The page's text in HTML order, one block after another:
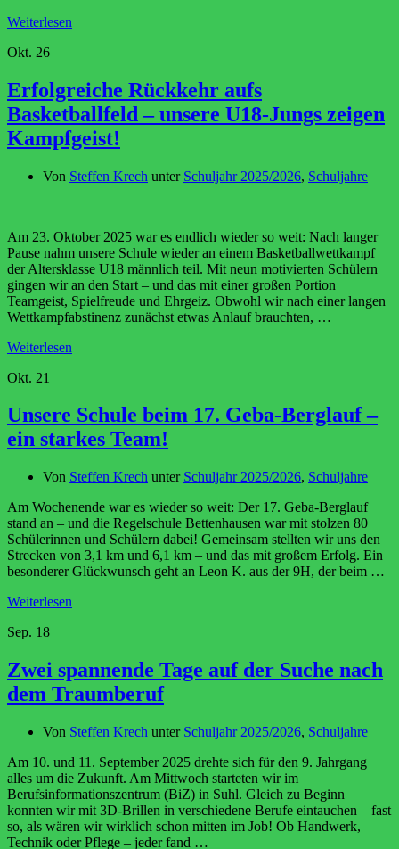
Weiterlesen
Okt. 26
Erfolgreiche Rückkehr aufs
Basketballfeld – unsere U18-Jungs zeigen
Kampfgeist!
Von Steffen Krech unter Schuljahr 2025/2026, Schuljahre
Am 23. Oktober 2025 war es endlich wieder so weit: Nach langer
Pause nahm unsere Schule wieder an einem Basketballwettkampf
der Altersklasse U18 männlich teil. Mit neun motivierten Schülern
gingen wir an den Start – und das mit einer großen Portion
Teamgeist, Spielfreude und Ehrgeiz. Obwohl wir nach einer langen
Wettkampfabstinenz zunächst etwas Anlauf brauchten, …
Weiterlesen
Okt. 21
Unsere Schule beim 17. Geba-Berglauf –
ein starkes Team!
Von Steffen Krech unter Schuljahr 2025/2026, Schuljahre
Am Wochenende war es wieder so weit: Der 17. Geba-Berglauf
stand an – und die Regelschule Bettenhausen war mit stolzen 80
Schülerinnen und Schülern dabei! Gemeinsam stellten wir uns den
Strecken von 3,1 km und 6,1 km – und das mit großem Erfolg. Ein
besonderer Glückwunsch geht an Leon K. aus der 9H, der beim …
Weiterlesen
Sep. 18
Zwei spannende Tage auf der Suche nach
dem Traumberuf
Von Steffen Krech unter Schuljahr 2025/2026, Schuljahre
Am 10. und 11. September 2025 drehte sich für den 9. Jahrgang
alles um die Zukunft. Am Mittwoch starteten wir im
Berufsinformationszentrum (BiZ) in Suhl. Gleich zu Beginn
konnten wir mit 3D-Brillen in verschiedene Berufe eintauchen – fast
so, als wären wir wirklich schon mitten im Job! Ob Handwerk,
Technik oder Pflege – jeder fand …